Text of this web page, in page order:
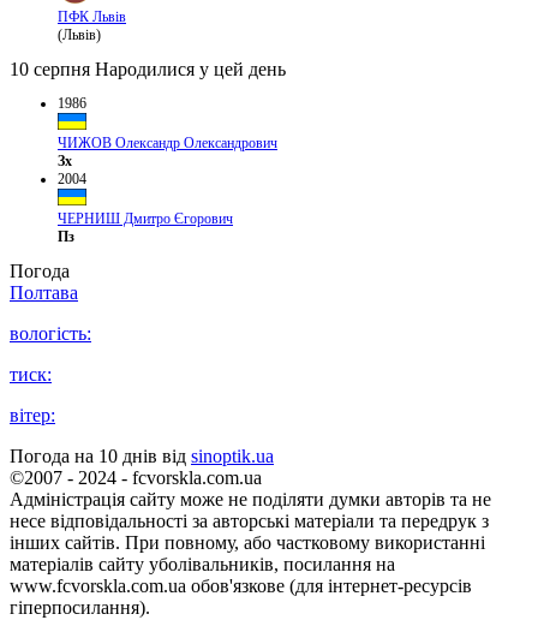
ПФК Львів
(Львів)
10 серпня Народилися у цей день
1986
ЧИЖОВ Олександр Олександрович
Зх
2004
ЧЕРНИШ Дмитро Єгорович
Пз
Погода
Полтава
вологість:
тиск:
вітер:
Погода на 10 днів від sinoptik.ua
©2007 - 2024 - fcvorskla.com.ua
Адміністрація сайту може не поділяти думки авторів та не
несе відповідальності за авторські матеріали та передрук з
інших сайтів. При повному, або частковому використанні
матеріалів сайту уболівальників, посилання на
www.fcvorskla.com.ua обов'язкове (для інтернет-ресурсів
гіперпосилання).